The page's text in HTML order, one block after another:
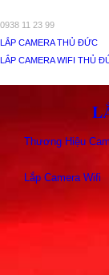
0938 11 23 99
LẮP CAMERA THỦ ĐỨC
LẮP CAMERA WIFI THỦ
Thương Hiệu
Lắp Camera Wifi